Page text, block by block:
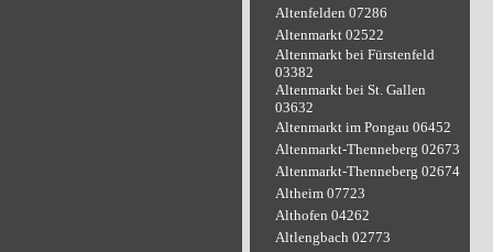
Altenfelden 07286
Altenmarkt 02522
Altenmarkt bei Fürstenfeld
03382
Altenmarkt bei St. Gallen
03632
Altenmarkt im Pongau 06452
Altenmarkt-Thenneberg 02673
Altenmarkt-Thenneberg 02674
Altheim 07723
Althofen 04262
Altlengbach 02773